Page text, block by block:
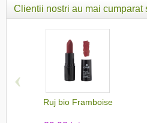
Clientii nostri au mai cumparat
Ruj bio Framboise
‹